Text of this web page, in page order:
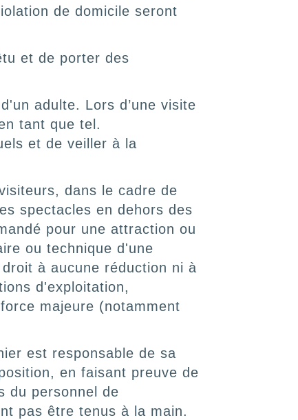
de domicile seront
et de porter des
adulte. Lors d’une visite
tant que tel.
et de veiller à la
dans le cadre de
spectacles en dehors des
pour une attraction ou
ou technique d'une
à aucune réduction ni à
d'exploitation,
majeure (notamment
est responsable de sa
en faisant preuve de
du personnel de
pas être tenus à la main.